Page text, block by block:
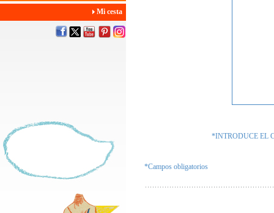
Mi cesta
*INTRODUCE EL
*Campos obligatorios